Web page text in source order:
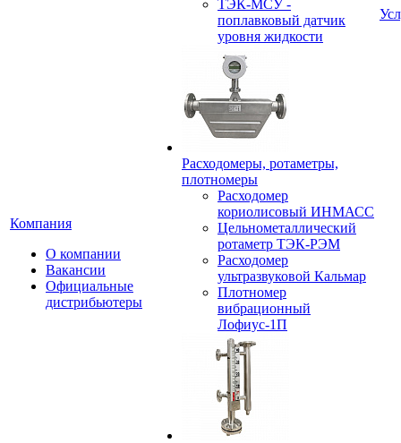
Компания
О компании
Вакансии
Официальные
дистрибьютеры
ТЭК-МСУ -
поплавковый датчик
уровня жидкости
Расходомеры, ротаметры,
плотномеры
Расходомер
кориолисовый ИНМАСС
Цельнометаллический
ротаметр ТЭК-РЭМ
Расходомер
ультразвуковой Кальмар
Плотномер
вибрационный
Лофиус-1П